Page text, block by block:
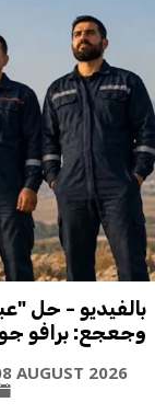
بالفيديو - حل
وجعجع: برافو
AUGUST 2026